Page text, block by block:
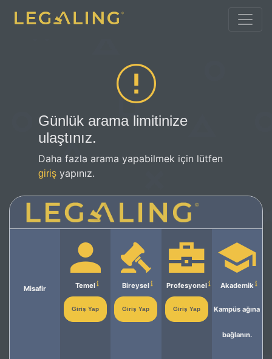
Günlük arama limitinize
ulaştınız.
Daha fazla arama yapabilmek için lütfen
giriş yapınız.
Misafir Temel
Giriş Yap
Bireysel
Giriş Yap
Profesyonel
Giriş Yap
Akademik
Kampüs ağına
bağlanın.